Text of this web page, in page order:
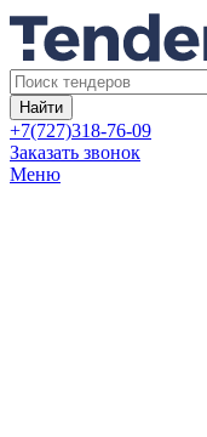
Найти
+7(727)318-76-09
Заказать звонок
Меню